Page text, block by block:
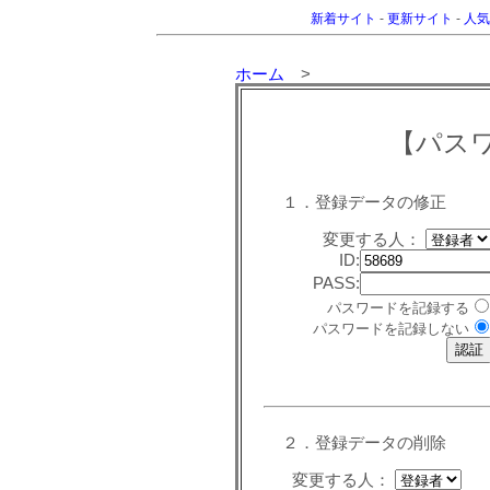
新着サイト - 更新サイト - 人
ホーム >
【パス
１．登録データの修正
変更する人：
ID:
PASS:
パスワードを記録する
パスワードを記録しない
２．登録データの削除
変更する人：